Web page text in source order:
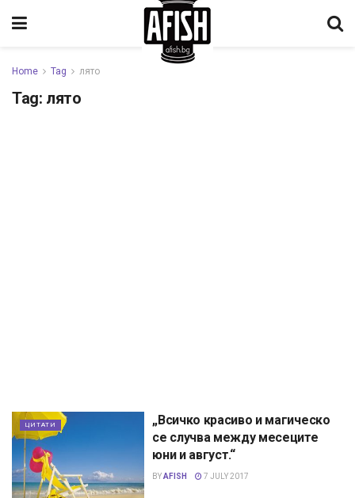
Home Tag лято
Tag: лято
ЦИТАТИ
„Всичко красиво и магическо
се случва между месеците
юни и август.“
BYAFISH 7 JULY 2017